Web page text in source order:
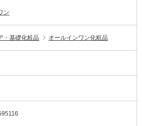
ン
・基礎化粧品 オールインワン化粧品